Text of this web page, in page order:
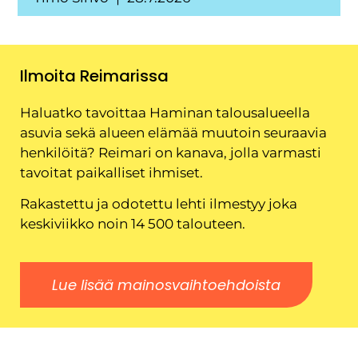
Ilmoita Reimarissa
Haluatko tavoittaa Haminan talousalueella
asuvia sekä alueen elämää muutoin seuraavia
henkilöitä? Reimari on kanava, jolla varmasti
tavoitat paikalliset ihmiset.
Rakastettu ja odotettu lehti ilmestyy joka
keskiviikko noin 14 500 talouteen.
Lue lisää mainosvaihtoehdoista